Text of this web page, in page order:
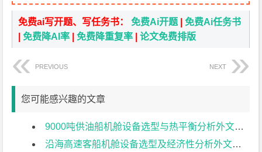
免费ai写开题、写任务书：免费Ai开题 |免费Ai任务书
|免费降AI率 |免费降重复率 |论文免费排版
PREVIOUS NEXT
您可能感兴趣的文章
9000吨供油船机舱设备选型与热平衡分析外文翻译资料
沿海高速客船机舱设备选型及经济性分析外文翻译资料